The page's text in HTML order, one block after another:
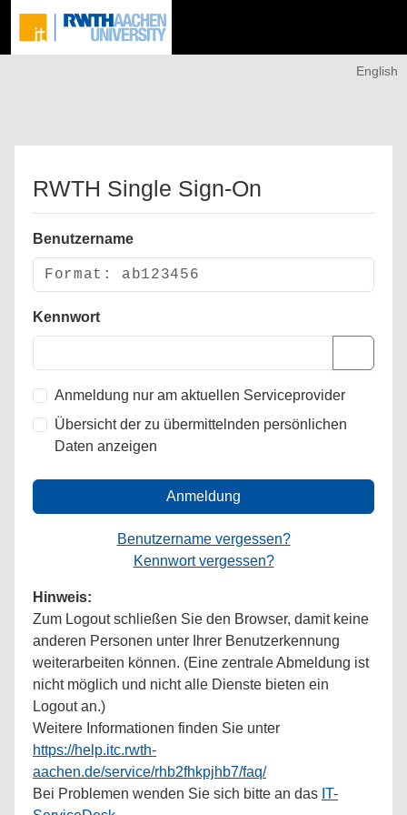
English
RWTH Single Sign-On
Benutzername
Kennwort
Anmeldung nur am aktuellen Serviceprovider
Übersicht der zu übermittelnden persönlichen
Daten anzeigen
Anmeldung
Benutzername vergessen?
Kennwort vergessen?
Hinweis:
Zum Logout schließen Sie den Browser, damit keine
anderen Personen unter Ihrer Benutzerkennung
weiterarbeiten können. (Eine zentrale Abmeldung ist
nicht möglich und nicht alle Dienste bieten ein
Logout an.)
Weitere Informationen finden Sie unter
https://help.itc.rwth-
aachen.de/service/rhb2fhkpjhb7/faq/
Bei Problemen wenden Sie sich bitte an das IT-